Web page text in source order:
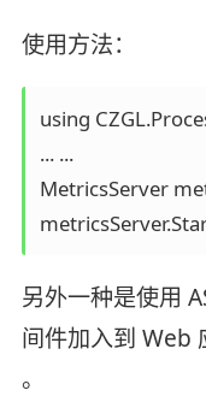
使用方法：
using
... ...
MetricsServer
另外一种是使用
间件加入到 Web
。